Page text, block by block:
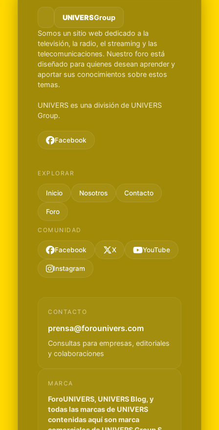
UNIVERSGroup
Somos un sitio web dedicado a la
televisión, la radio, el streaming y las
telecomunicaciones. Nuestro foro está
diseñado para quienes desean aprender y
aportar sus conocimientos sobre estos
temas.
UNIVERS es una división de UNIVERS
Group.
Facebook
EXPLORAR
Inicio Nosotros Contacto
Foro
COMUNIDAD
Facebook X YouTube
Instagram
CONTACTO
prensa@forounivers.com
Consultas para empresas, editoriales
y colaboraciones
MARCA
ForoUNIVERS, UNIVERS Blog, y
todas las marcas de UNIVERS
contenidas aquí son marca